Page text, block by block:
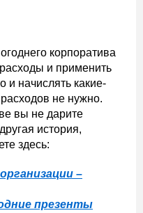
корпоратива
и применить
и начислять какие-
не нужно.
вы не дарите
история,
здесь:
–
презенты